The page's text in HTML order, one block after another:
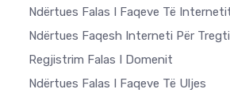
Ndërtues Falas I Faqeve Të
Ndërtues Faqesh Interneti Për
Regjistrim Falas I Domenit
Ndërtues Falas I Faqeve Të Uljes